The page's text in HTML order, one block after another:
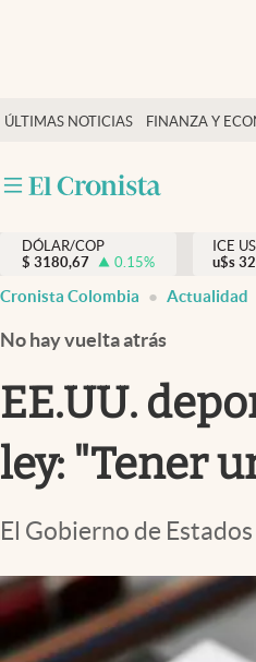
ÚLTIMAS NOTICIAS FINANZA Y
Salud y nutrición
Tiempo libre
Dólar y mercados
Curiosidades
DÓLAR/COP
$ 3180,67 0.15%
ICE
u$s
Cronista Colombia Actualidad
No hay vuelta atrás
EE.UU.
ley: "Tener
El Gobierno de